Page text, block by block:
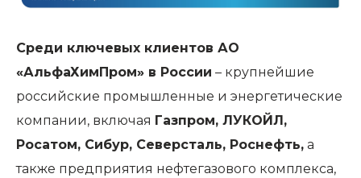
Среди ключевых клиентов АО
«АльфаХимПром» в России – крупнейшие
российские промышленные и энергетические
компании, включая Газпром, ЛУКОЙЛ,
Росатом, Сибур, Северсталь, Роснефть, а
также предприятия нефтегазового комплекса,